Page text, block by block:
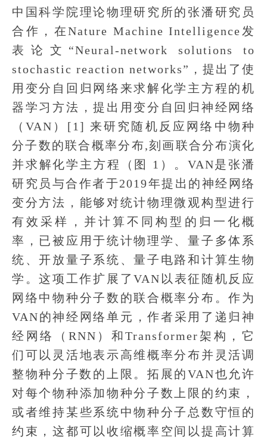
中国科学院理论物理研究所的张潘研究员
合作，在Nature Machine Intelligence发
表论文“Neural-network solutions to
stochastic reaction networks”，提出了使
用变分自回归网络来求解化学主方程的机
器学习方法，提出用变分自回归神经网络
（VAN）[1] 来研究随机反应网络中物种
分子数的联合概率分布,刻画联合分布演化
并求解化学主方程（图 1）。VAN是张潘
研究员与合作者于2019年提出的神经网络
变分方法，能够对统计物理微观构型进行
有效采样，并计算不同构型的归一化概
率，已被应用于统计物理学、量子多体系
统、开放量子系统、量子电路和计算生物
学。这项工作扩展了VAN以表征随机反应
网络中物种分子数的联合概率分布。作为
VAN的神经网络单元，作者采用了递归神
经网络（RNN）和Transformer架构，它
们可以灵活地表示高维概率分布并灵活调
整物种分子数的上限。拓展的VAN也允许
对每个物种添加物种分子数上限的约束，
或者维持某些系统中物种分子总数守恒的
约束，这都可以收缩概率空间以提高计算